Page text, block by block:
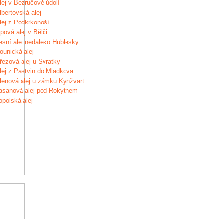
v Bezručově údolí
alej
z Podkrkonoší
alej v Bělči
alej nedaleko Hublesky
alej
alej u Svratky
z Pastvin do Mladkova
alej u zámku Kynžvart
alej pod Rokytnem
alej